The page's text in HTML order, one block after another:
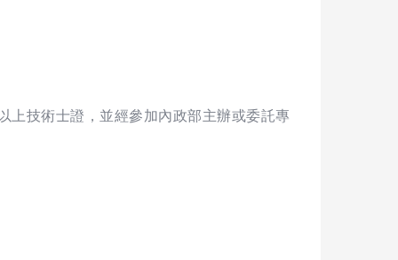
上技術士證，並經參加內政部主辦或委託專